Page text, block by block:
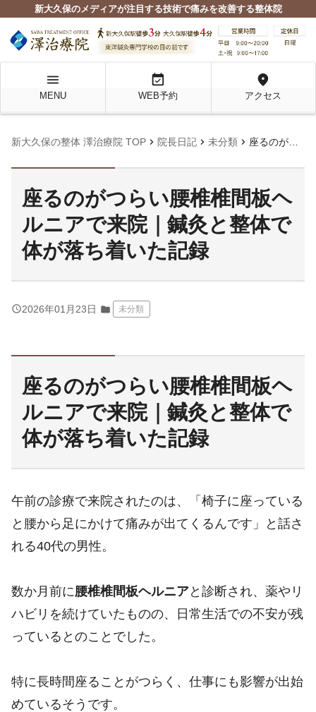
新大久保のメディアが注目する技術で痛みを改善する整体院
menu
MENU
event_available
WEB予約
location_on
アクセス
新大久保の整体 澤治療院 TOP chevron_right 院長日記 chevron_right 未分類 chevron_right 座るのがつらい腰椎椎間板ヘルニアで来院｜鍼灸と整体で体が落ち着いた記録
座るのがつらい腰椎椎間板ヘ
ルニアで来院｜鍼灸と整体で
体が落ち着いた記録
query_builder2026年01月23日 folder 未分類
座るのがつらい腰椎椎間板ヘ
ルニアで来院｜鍼灸と整体で
体が落ち着いた記録
午前の診療で来院されたのは、「椅子に座っている
と腰から足にかけて痛みが出てくるんです」と話さ
れる40代の男性。
数か月前に腰椎椎間板ヘルニアと診断され、薬やリ
ハビリを続けていたものの、日常生活での不安が残
っているとのことでした。
特に長時間座ることがつらく、仕事にも影響が出始
めているそうです。